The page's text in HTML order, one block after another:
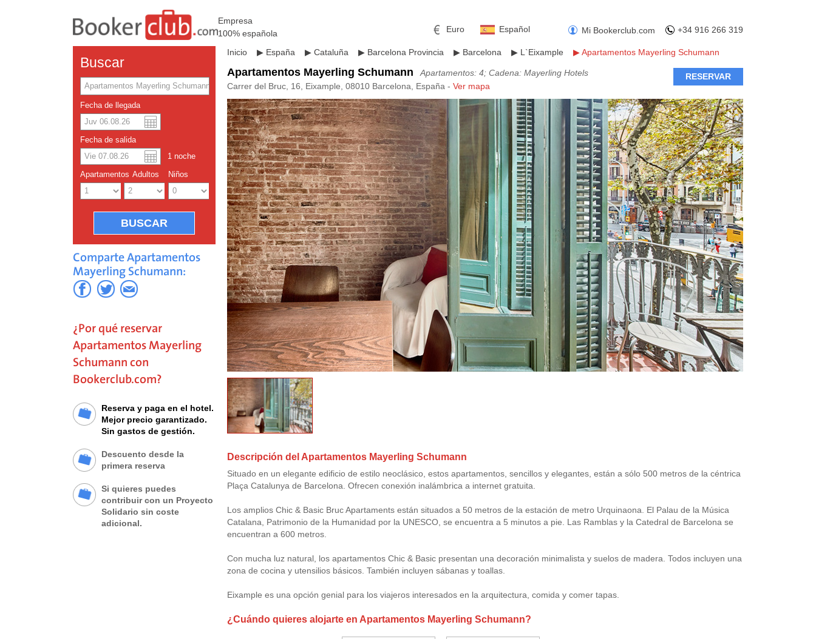
Empresa
100% española
+34 916 266 319
Mi Bookerclub.com
Español
English
Euro
Dolar americano Libra esterlina Rublo ruso
Yuan chino Yen japonés Peso mexicano
Buscar
Fecha de llegada
Fecha de salida
1 noche
Apartamentos Adultos Niños
Comparte Apartamentos
Mayerling Schumann:
¿Por qué reservar
Apartamentos Mayerling
Schumann con
Bookerclub.com?
Reserva y paga en el hotel.
Mejor precio garantizado.
Sin gastos de gestión.
Descuento desde la
primera reserva
Si quieres puedes
contribuir con un Proyecto
Solidario sin coste
adicional.
Inicio ▶ España ▶ Cataluña ▶ Barcelona Provincia ▶ Barcelona ▶ L`Eixample ▶Apartamentos Mayerling Schumann
Apartamentos Mayerling Schumann
Apartamentos: 4; Cadena: Mayerling Hotels
Carrer del Bruc, 16, Eixample, 08010 Barcelona, España - Ver mapa
RESERVAR
Descripción del Apartamentos Mayerling Schumann
Situado en un elegante edificio de estilo neoclásico, estos apartamentos, sencillos y elegantes, están a sólo 500 metros de la céntrica
Plaça Catalunya de Barcelona. Ofrecen conexión inalámbrica a internet gratuita.
Los amplios Chic & Basic Bruc Apartaments están situados a 50 metros de la estación de metro Urquinaona. El Palau de la Música
Catalana, Patrimonio de la Humanidad por la UNESCO, se encuentra a 5 minutos a pie. Las Ramblas y la Catedral de Barcelona se
encuentran a 600 metros.
Con mucha luz natural, los apartamentos Chic & Basic presentan una decoración minimalista y suelos de madera. Todos incluyen una
zona de cocina y utensilios básicos. También incluyen sábanas y toallas.
Eixample es una opción genial para los viajeros interesados en la arquitectura, comida y comer tapas.
¿Cuándo quieres alojarte en Apartamentos Mayerling Schumann?